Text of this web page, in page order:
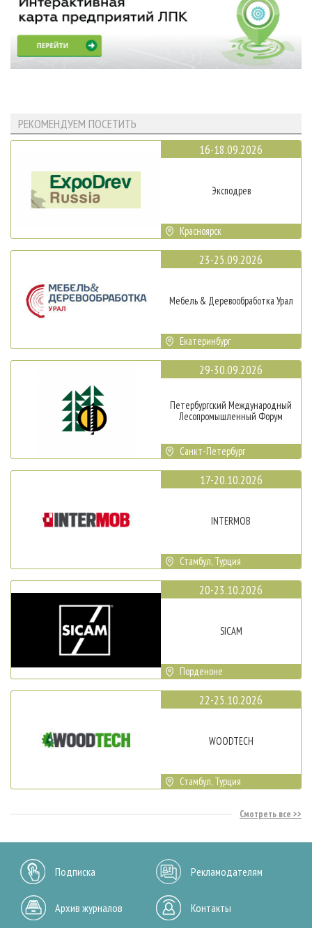
РЕКОМЕНДУЕМ ПОСЕТИТЬ
16-18.09.2026
Эксподрев
Красноярск
23-25.09.2026
Мебель & Деревообработка Урал
Екатеринбург
29-30.09.2026
Петербургский Международный
Лесопромышленный Форум
Санкт-Петербург
17-20.10.2026
INTERMOB
Стамбул, Турция
20-23.10.2026
SICAM
Порденоне
22-25.10.2026
WOODTECH
Стамбул, Турция
Смотреть все
Подписка Рекламодателям
Архив журналов Контакты